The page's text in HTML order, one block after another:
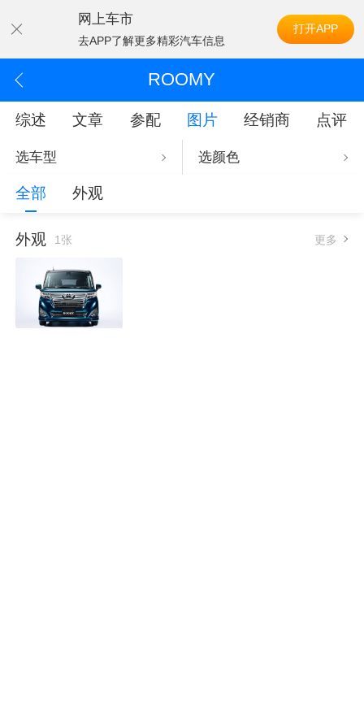
网上车市
去APP了解更多精彩汽车信息
打开APP
ROOMY
综述 文章 参配 图片 经销商 点评
选车型 选颜色
全部 外观
外观 1张 更多